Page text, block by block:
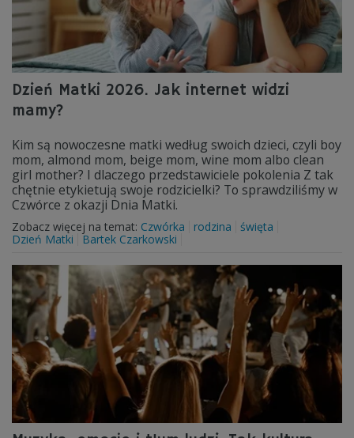
Dzień Matki 2026. Jak internet widzi
mamy?
Kim są nowoczesne matki według swoich dzieci, czyli boy
mom, almond mom, beige mom, wine mom albo clean
girl mother? I dlaczego przedstawiciele pokolenia Z tak
chętnie etykietują swoje rodzicielki? To sprawdziliśmy w
Czwórce z okazji Dnia Matki.
Zobacz więcej na temat: Czwórka rodzina
święta
Dzień Matki
Bartek Czarkowski